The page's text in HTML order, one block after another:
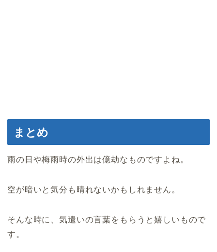
まとめ
雨の日や梅雨時の外出は億劫なものですよね。
空が暗いと気分も晴れないかもしれません。
そんな時に、気遣いの言葉をもらうと嬉しいもので
す。